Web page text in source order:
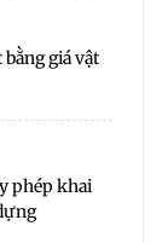
giá vật
phép khai